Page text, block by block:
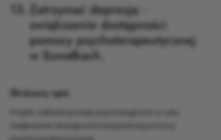
13.
Zatrzymać depresję -
zwiększenie dostępności
pomocy psychoterapeutycznej
w Suwałkach.
Skrócony opis